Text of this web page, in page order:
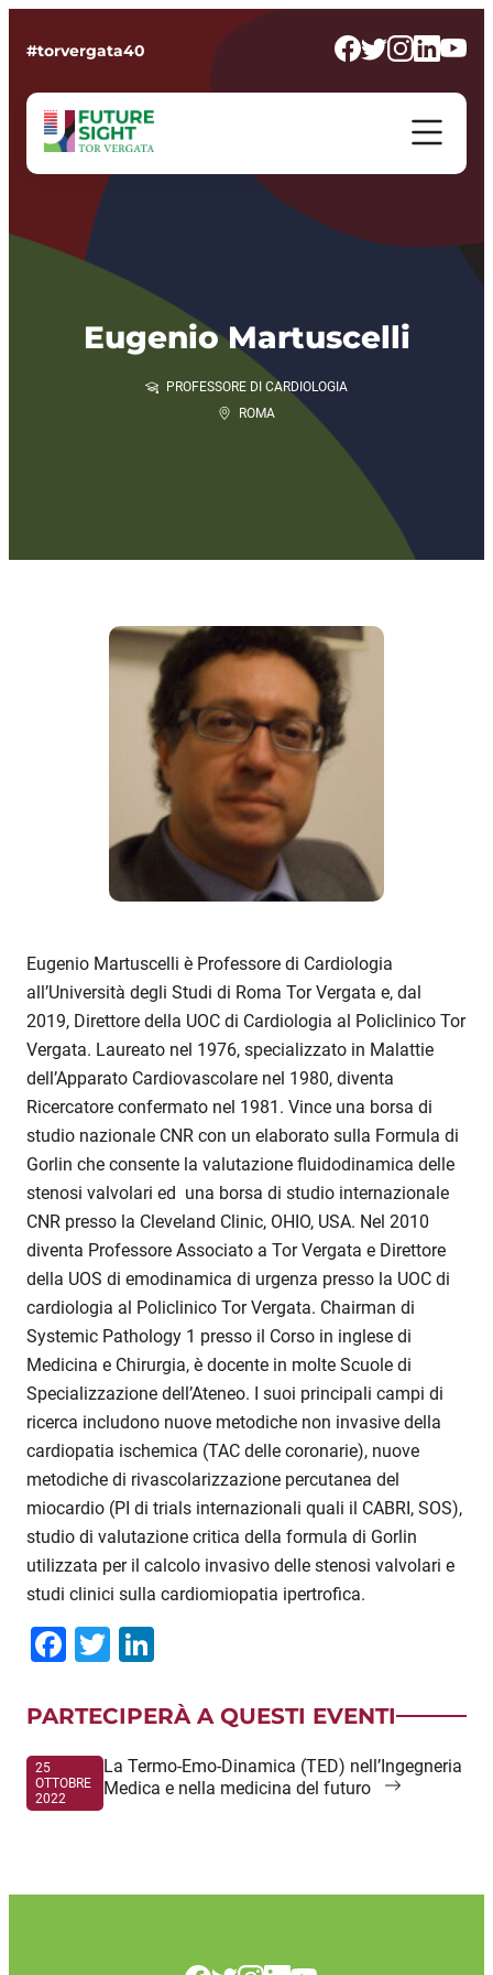
#torvergata40
Eugenio Martuscelli
PROFESSORE DI CARDIOLOGIA
ROMA
Eugenio Martuscelli è Professore di Cardiologia
all’Università degli Studi di Roma Tor Vergata e, dal
2019, Direttore della UOC di Cardiologia al Policlinico Tor
Vergata. Laureato nel 1976, specializzato in Malattie
dell’Apparato Cardiovascolare nel 1980, diventa
Ricercatore confermato nel 1981. Vince una borsa di
studio nazionale CNR con un elaborato sulla Formula di
Gorlin che consente la valutazione fluidodinamica delle
stenosi valvolari ed una borsa di studio internazionale
CNR presso la Cleveland Clinic, OHIO, USA. Nel 2010
diventa Professore Associato a Tor Vergata e Direttore
della UOS di emodinamica di urgenza presso la UOC di
cardiologia al Policlinico Tor Vergata. Chairman di
Systemic Pathology 1 presso il Corso in inglese di
Medicina e Chirurgia, è docente in molte Scuole di
Specializzazione dell’Ateneo. I suoi principali campi di
ricerca includono nuove metodiche non invasive della
cardiopatia ischemica (TAC delle coronarie), nuove
metodiche di rivascolarizzazione percutanea del
miocardio (PI di trials internazionali quali il CABRI, SOS),
studio di valutazione critica della formula di Gorlin
utilizzata per il calcolo invasivo delle stenosi valvolari e
studi clinici sulla cardiomiopatia ipertrofica.
Facebook
Twitter
PARTECIPERÀ A QUESTI EVENTI
25
OTTOBRE
2022
La Termo-Emo-Dinamica (TED) nell’Ingegneria
Medica e nella medicina del futuro